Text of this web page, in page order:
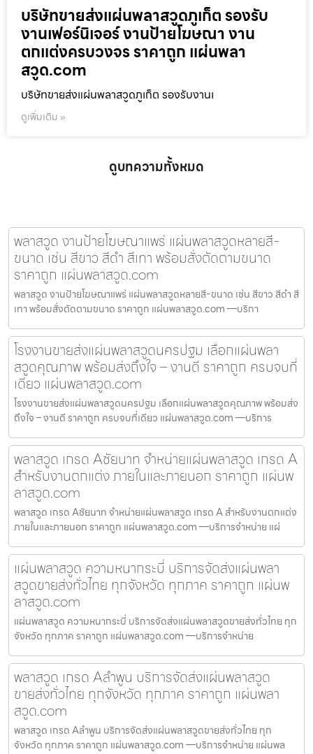
บริษัทขายส่งแผ่นพลาสวูดภูเก็ต รองรับ
งานเฟอร์นิเจอร์ งานป้ายโฆษณา งาน
ตกแต่งครบวงจร ราคาถูก แผ่นพลา
สวูด.com
บริษัทขายส่งแผ่นพลาสวูดภูเก็ต รองรับงานเ
ดูเพิ่มเติม »
ดูบทความทั้งหมด
พลาสวูด งานป้ายโฆษณาแพร่ แผ่นพลาสวูดหลายสี-
ขนาด เช่น สีขาว สีดำ สีเทา พร้อมสั่งตัดตามขนาด
ราคาถูก แผ่นพลาสวูด.com
พลาสวูด งานป้ายโฆษณาแพร่ แผ่นพลาสวูดหลายสี-ขนาด เช่น สีขาว สีดำ สี
เทา พร้อมสั่งตัดตามขนาด ราคาถูก แผ่นพลาสวูด.com —บริกา
โรงงานขายส่งแผ่นพลาสวูดนครปฐม เลือกแผ่นพลา
สวูดคุณภาพ พร้อมส่งถึงใจ – งานดี ราคาถูก ครบจบที่
เดียว แผ่นพลาสวูด.com
โรงงานขายส่งแผ่นพลาสวูดนครปฐม เลือกแผ่นพลาสวูดคุณภาพ พร้อมส่ง
ถึงใจ – งานดี ราคาถูก ครบจบที่เดียว แผ่นพลาสวูด.com —บริการ
พลาสวูด เกรด Aชัยนาท จำหน่ายแผ่นพลาสวูด เกรด A
สำหรับงานตกแต่ง ภายในและภายนอก ราคาถูก แผ่นพ
ลาสวูด.com
พลาสวูด เกรด Aชัยนาท จำหน่ายแผ่นพลาสวูด เกรด A สำหรับงานตกแต่ง
ภายในและภายนอก ราคาถูก แผ่นพลาสวูด.com —บริการจำหน่าย แผ่
แผ่นพลาสวูด ความหนากระบี่ บริการจัดส่งแผ่นพลา
สวูดขายส่งทั่วไทย ทุกจังหวัด ทุกภาค ราคาถูก แผ่นพ
ลาสวูด.com
แผ่นพลาสวูด ความหนากระบี่ บริการจัดส่งแผ่นพลาสวูดขายส่งทั่วไทย ทุก
จังหวัด ทุกภาค ราคาถูก แผ่นพลาสวูด.com —บริการจำหน่าย
พลาสวูด เกรด Aลำพูน บริการจัดส่งแผ่นพลาสวูด
ขายส่งทั่วไทย ทุกจังหวัด ทุกภาค ราคาถูก แผ่นพลา
สวูด.com
พลาสวูด เกรด Aลำพูน บริการจัดส่งแผ่นพลาสวูดขายส่งทั่วไทย ทุก
จังหวัด ทุกภาค ราคาถูก แผ่นพลาสวูด.com —บริการจำหน่าย แผ่นพล